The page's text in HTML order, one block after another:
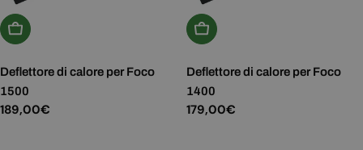
Aggiungi Al Carrello
Deflettore di calore per Foco
1500
Prezzo
189,00€
Aggiungi Al Carrello
Deflettore di calore per Foco
1400
Prezzo
179,00€